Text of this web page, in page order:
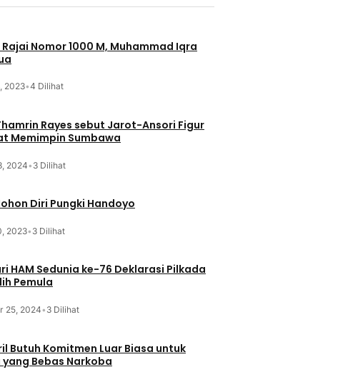
Rajai Nomor 1000 M, Muhammad Iqra
2023•4 Dilihat
sebut Jarot-Ansori Figur
Memimpin Sumbawa
2024• 3 Dilihat
Diri Pungki Handoyo
2023• 3 Dilihat
HAM Sedunia ke-76 Deklarasi Pilkada
Pemula
25, 2024• 3 Dilihat
Butuh Komitmen Luar Biasa untuk
Bebas Narkoba